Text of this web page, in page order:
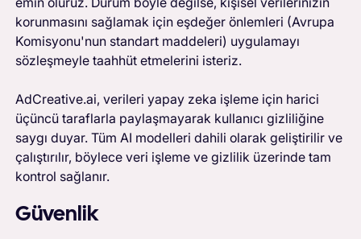
korunmasını sağlamak için eşdeğer önlemleri (Avrupa
Komisyonu'nun standart maddeleri) uygulamayı
sözleşmeyle taahhüt etmelerini isteriz.
AdCreative.ai, verileri yapay zeka işleme için harici
üçüncü taraflarla paylaşmayarak kullanıcı gizliliğine
saygı duyar. Tüm AI modelleri dahili olarak geliştirilir ve
çalıştırılır, böylece veri işleme ve gizlilik üzerinde tam
kontrol sağlanır.
Güvenlik